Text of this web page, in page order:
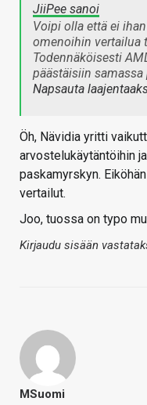
JiiPee sanoi
Voipi olla että ei
omenoihin vertailua
Todennäköisesti
päästäisiin samassa
Napsauta
Öh, Nävidia yritti
arvostelukäytäntöihin
paskamyrskyn.
vertailut.
Joo, tuossa on typo
Kirjaudu sisään
MSuomi